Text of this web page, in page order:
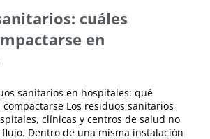
cuáles
en
sanitarios en hospitales: qué
Los residuos sanitarios
clínicas y centros de salud no
Dentro de una misma instalación